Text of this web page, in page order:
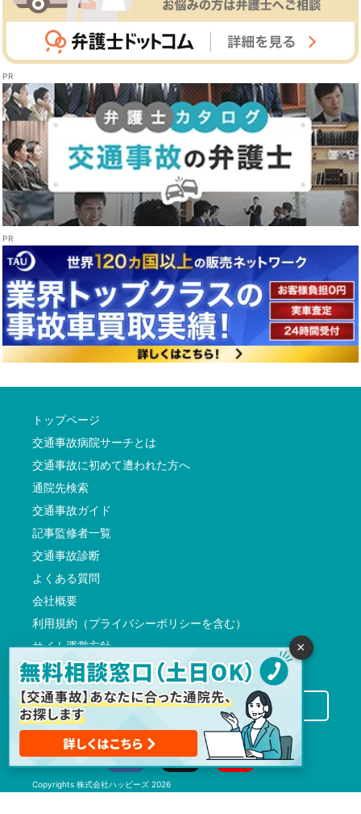
トップページ
交通事故病院サーチとは
交通事故に初めて遭われた方へ
通院先検索
交通事故ガイド
記事監修者一覧
交通事故診断
よくある質問
会社概要
利用規約（プライバシーポリシーを含む）
サイト運営方針
反社会的勢力に対する基本方針
交通事故病院サーチに掲載希望の先生方へ
Copyrights 株式会社ハッピーズ 2026
×